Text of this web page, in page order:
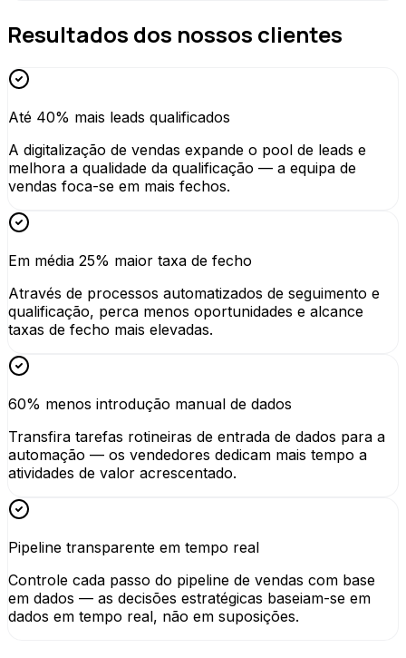
Resultados dos nossos clientes
Até 40% mais leads qualificados
A digitalização de vendas expande o pool de leads e
melhora a qualidade da qualificação — a equipa de
vendas foca-se em mais fechos.
Em média 25% maior taxa de fecho
Através de processos automatizados de seguimento e
qualificação, perca menos oportunidades e alcance
taxas de fecho mais elevadas.
60% menos introdução manual de dados
Transfira tarefas rotineiras de entrada de dados para a
automação — os vendedores dedicam mais tempo a
atividades de valor acrescentado.
Pipeline transparente em tempo real
Controle cada passo do pipeline de vendas com base
em dados — as decisões estratégicas baseiam-se em
dados em tempo real, não em suposições.